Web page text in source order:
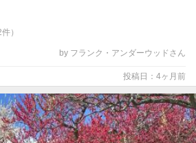
）
by フランク・アンダーウッドさん
投稿日：4ヶ月前